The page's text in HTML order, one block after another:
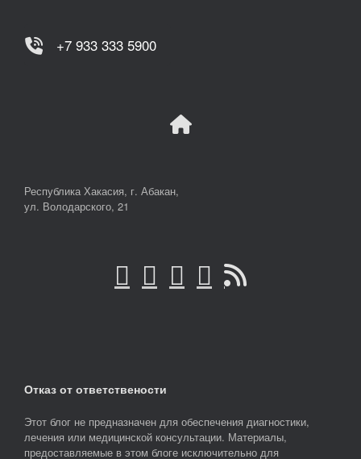
+7 933 333 5900
Республика Хакасия, г. Абакан,
ул. Володарского, 21
Отказ от ответствености
Этот блог не предназначен для обеспечения диагностики,
лечения или медицинской консультации. Материалы,
предоставляемые в этом блоге исключительно для